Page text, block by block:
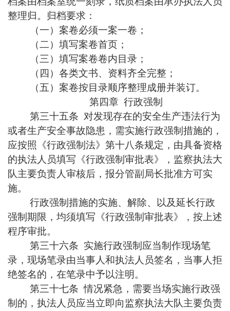
整理归。归档要求：
（一）案卷必须一案一卷；
（二）填写案卷首页；
（三）填写案卷卷内目录；
（四）各类文书、资料齐全完整；
（五）案卷按目录顺序整理成册并装订。
第四章 行政强制
第三十五条 对发现存在的安全生产违法行为
或者生产安全事故隐患，需实施行政强制措施的，
应按照《行政强制法》第十八条规定，由具备资格
的执法人员填写《行政强制审批表》，监察执法大
队主要负责人审核后，报分管副局长批准方可实
施。
行政强制措施的实施、解除、以及延长行政
强制期限，均须填写《行政强制审批表》，按上述
程序审批。
第三十六条 实施行政强制应当制作现场笔
录，现场笔录由当事人和执法人员签名，当事人拒
绝签名的，在笔录中予以注明。
第三十七条 情况紧急，需要当场实施行政强
制的，执法人员应当立即向监察执法大队主要负责